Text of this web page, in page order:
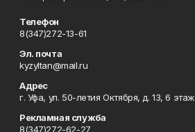
Телефон
8(347)272-13-61
Эл. почта
kyzyltan@mail.ru
Адрес
г. Уфа, ул. 50-летия Октября, д. 13, 6 этаж
Рекламная служба
8(347)272-62-27